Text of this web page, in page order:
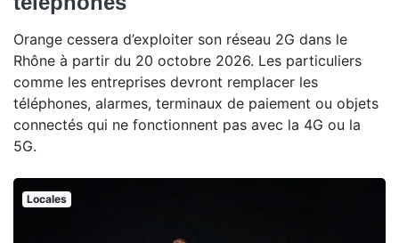
Orange cessera d’exploiter son réseau 2G dans le
Rhône à partir du 20 octobre 2026. Les particuliers
comme les entreprises devront remplacer les
téléphones, alarmes, terminaux de paiement ou objets
connectés qui ne fonctionnent pas avec la 4G ou la
5G.
Locales